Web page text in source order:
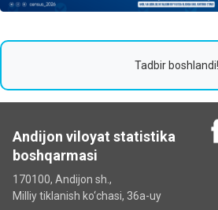
Tadbir boshlandi!
Andijon viloyat statistika
boshqarmasi
170100, Andijon sh.,
Milliy tiklanish ko‘chаsi, 36a-uy